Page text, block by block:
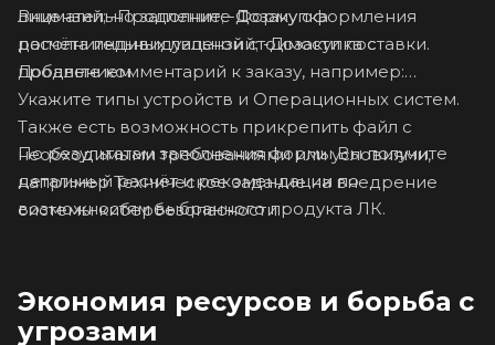
лицензий; -Продление; -Дозакупка
дополнительных лицензий; -Дозакупка с
продлением.
Внимательно заполните Форму оформления
расчёта индивидуальной стоимости поставки.
Добавьте комментарий к заказу, например:
Укажите типы устройств и Операционных систем.
Также есть возможность прикрепить файл с
необходимыми требованиями или условиями,
например Техническое задание на внедрение
системы кибербезопасности.
По результатам заполнения формы Вы получите
детальный расчёт и рекомендации по
возможностям выбранного продукта ЛК.
Экономия ресурсов и борьба с
угрозами